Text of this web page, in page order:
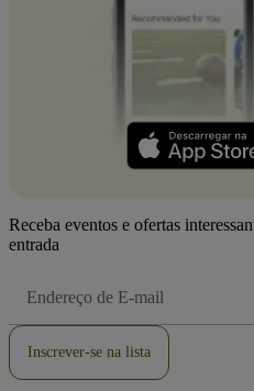
Receba eventos e ofertas
entrada
de
Inscrever-se na lista